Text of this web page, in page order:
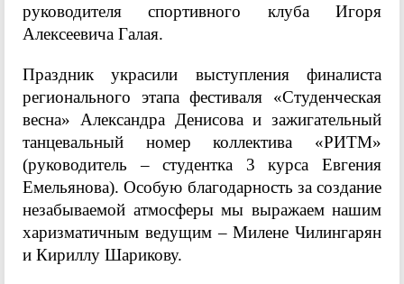
руководителя спортивного клуба Игоря
Алексеевича Галая.
Праздник украсили выступления финалиста
регионального этапа фестиваля «Студенческая
весна» Александра Денисова и зажигательный
танцевальный номер коллектива «РИТМ»
(руководитель – студентка 3 курса Евгения
Емельянова). Особую благодарность за создание
незабываемой атмосферы мы выражаем нашим
харизматичным ведущим – Милене Чилингарян
и Кириллу Шарикову.